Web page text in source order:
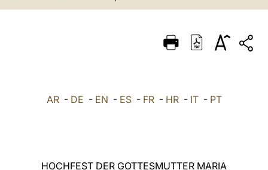
ITALIANO
AR- DE - EN - ES- FR- HR- IT- PT
HOCHFEST DER GOTTESMUTTER MARIA